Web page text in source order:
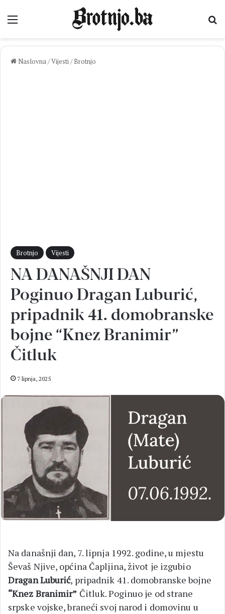
Izbornik
Naslovna/Vijesti/ Brotnjo
Brotnjo Vijesti
NA DANAŠNJI DAN
Poginuo Dragan Luburić,
pripadnik 41. domobranske
bojne “Knez Branimir”
Čitluk
7 lipnja, 2025
Na današnji dan, 7. lipnja 1992. godine, u mjestu
Ševaš Njive, općina Čapljina, život je izgubio
Dragan Luburić, pripadnik 41. domobranske bojne
“Knez Branimir” Čitluk. Poginuo je od strane
srpske vojske, braneći svoj narod i domovinu u